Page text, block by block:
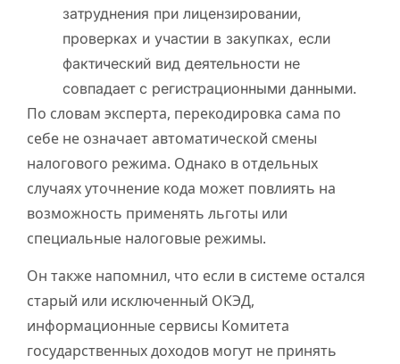
затруднения при лицензировании,
проверках и участии в закупках, если
фактический вид деятельности не
совпадает с регистрационными данными.
По словам эксперта, перекодировка сама по
себе не означает автоматической смены
налогового режима. Однако в отдельных
случаях уточнение кода может повлиять на
возможность применять льготы или
специальные налоговые режимы.
Он также напомнил, что если в системе остался
старый или исключенный ОКЭД,
информационные сервисы Комитета
государственных доходов могут не принять